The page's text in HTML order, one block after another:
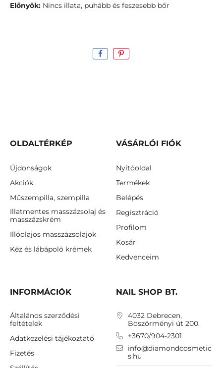
Előnyök: Nincs illata, puhább és feszesebb bőr
OLDALTÉRKÉP
Újdonságok
Akciók
Műszempilla, szempilla
Illatmentes masszázsolaj és
masszázskrém
Illóolajos masszázsolajok
Kéz és lábápoló krémek
VÁSÁRLÓI FIÓK
Nyitóoldal
Termékek
Belépés
Regisztráció
Profilom
Kosár
Kedvenceim
INFORMÁCIÓK
Általános szerződési
feltételek
Adatkezelési tájékoztató
Fizetés
NAIL SHOP BT.
4032 Debrecen,
Böszörményi út 200.
+3670/904-2301
info@diamondcosmetic
s.hu